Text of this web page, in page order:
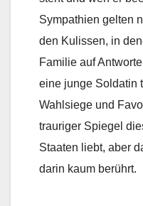
Sympathien gelten
den Kulissen, in
Familie auf
eine junge Soldatin
Wahlsiege und
trauriger Spiegel
Staaten liebt, aber
darin kaum berührt.